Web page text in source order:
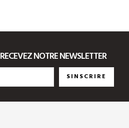
RECEVEZ NOTRE NEWSLETTER
SINSCRIRE